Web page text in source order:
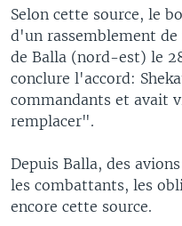
Selon cette source, le
d'un rassemblement
de Balla (nord-est) le
conclure l'accord:
commandants et avait
remplacer".
Depuis Balla, des
les combattants, les
encore cette source.